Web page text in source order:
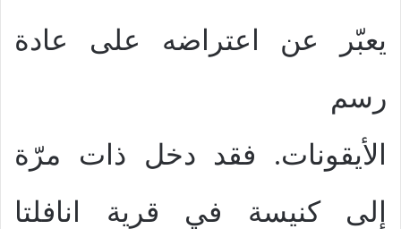
يعبّر عن اعتراضه على عادة
رسم
الأيقونات. فقد دخل ذات مرّة
إلى كنيسة في قرية انافلتا